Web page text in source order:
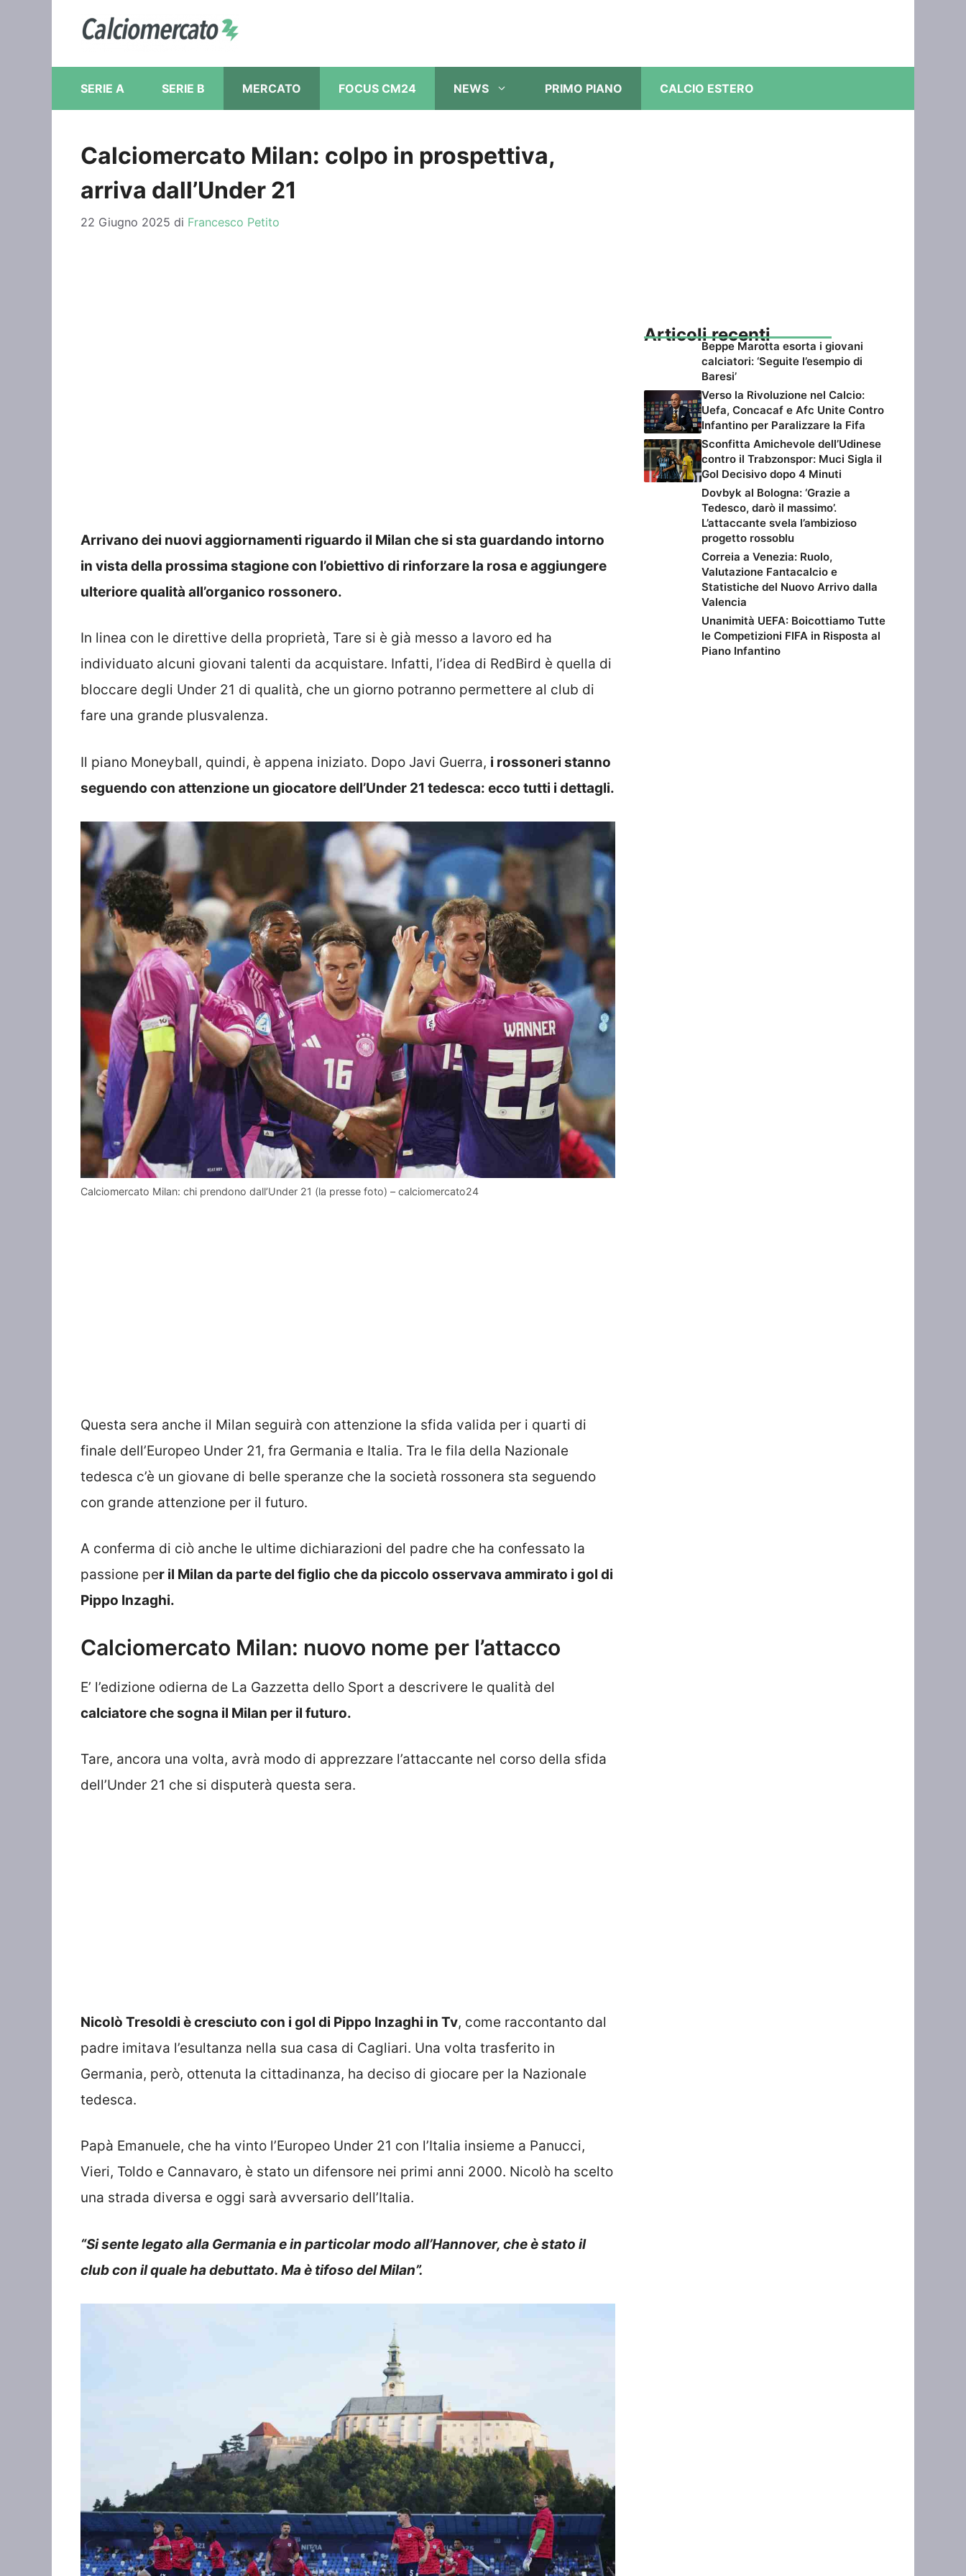
contenuto
SERIE A SERIE B MERCATO FOCUS CM24 NEWS PRIMO PIANO CALCIO ESTERO
Calciomercato Milan: colpo in prospettiva,
arriva dall’Under 21
22 Giugno 2025 di Francesco Petito
Arrivano dei nuovi aggiornamenti riguardo il Milan che si sta guardando intorno
in vista della prossima stagione con l’obiettivo di rinforzare la rosa e aggiungere
ulteriore qualità all’organico rossonero.
In linea con le direttive della proprietà, Tare si è già messo a lavoro ed ha
individuato alcuni giovani talenti da acquistare. Infatti, l’idea di RedBird è quella di
bloccare degli Under 21 di qualità, che un giorno potranno permettere al club di
fare una grande plusvalenza.
Il piano Moneyball, quindi, è appena iniziato. Dopo Javi Guerra, i rossoneri stanno
seguendo con attenzione un giocatore dell’Under 21 tedesca: ecco tutti i dettagli.
Calciomercato Milan: chi prendono dall’Under 21 (la presse foto) – calciomercato24
Questa sera anche il Milan seguirà con attenzione la sfida valida per i quarti di
finale dell’Europeo Under 21, fra Germania e Italia. Tra le fila della Nazionale
tedesca c’è un giovane di belle speranze che la società rossonera sta seguendo
con grande attenzione per il futuro.
A conferma di ciò anche le ultime dichiarazioni del padre che ha confessato la
passione per il Milan da parte del figlio che da piccolo osservava ammirato i gol di
Pippo Inzaghi.
Calciomercato Milan: nuovo nome per l’attacco
E’ l’edizione odierna de La Gazzetta dello Sport a descrivere le qualità del
calciatore che sogna il Milan per il futuro.
Tare, ancora una volta, avrà modo di apprezzare l’attaccante nel corso della sfida
dell’Under 21 che si disputerà questa sera.
Nicolò Tresoldi è cresciuto con i gol di Pippo Inzaghi in Tv, come raccontanto dal
padre imitava l’esultanza nella sua casa di Cagliari. Una volta trasferito in
Germania, però, ottenuta la cittadinanza, ha deciso di giocare per la Nazionale
tedesca.
Papà Emanuele, che ha vinto l’Europeo Under 21 con l’Italia insieme a Panucci,
Vieri, Toldo e Cannavaro, è stato un difensore nei primi anni 2000. Nicolò ha scelto
una strada diversa e oggi sarà avversario dell’Italia.
“Si sente legato alla Germania e in particolar modo all’Hannover, che è stato il
club con il quale ha debuttato. Ma è tifoso del Milan”.
Articoli recenti
Beppe Marotta esorta i giovani
calciatori: ‘Seguite l’esempio di
Baresi’
Verso la Rivoluzione nel Calcio:
Uefa, Concacaf e Afc Unite Contro
Infantino per Paralizzare la Fifa
Sconfitta Amichevole dell’Udinese
contro il Trabzonspor: Muci Sigla il
Gol Decisivo dopo 4 Minuti
Dovbyk al Bologna: ‘Grazie a
Tedesco, darò il massimo’.
L’attaccante svela l’ambizioso
progetto rossoblu
Correia a Venezia: Ruolo,
Valutazione Fantacalcio e
Statistiche del Nuovo Arrivo dalla
Valencia
Unanimità UEFA: Boicottiamo Tutte
le Competizioni FIFA in Risposta al
Piano Infantino